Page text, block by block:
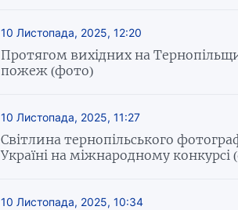
10 Листопада, 2025, 12:20
Протягом вихідних на
пожеж (фото)
10 Листопада, 2025, 11:27
Світлина тернопільського
Україні на міжнародному
10 Листопада, 2025, 10:34